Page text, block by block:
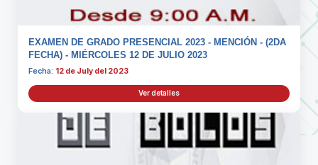
EXAMEN DE GRADO PRESENCIAL 2023 - MENCIÓN - (2DA
FECHA) - MIÉRCOLES 12 DE JULIO 2023
Fecha: 12 de July del 2023
Ver detalles